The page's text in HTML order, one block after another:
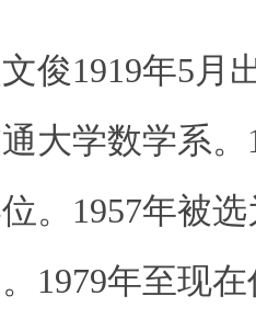
1919年5月
大学数学系。
。1957年被
1979年至现